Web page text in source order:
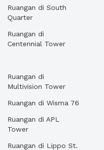
Ruangan di South
Quarter
Ruangan di
Centennial Tower
Ruangan di
Multivision Tower
Ruangan di Wisma 76
Ruangan di APL
Tower
Ruangan di Lippo St.